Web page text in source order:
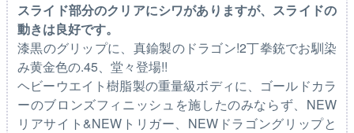
スライド部分のクリアにシワがありますが、スライドの
動きは良好です。
漆黒のグリップに、真鍮製のドラゴン!2丁拳銃でお馴染
み黄金色の.45、堂々登場!!
ヘビーウエイト樹脂製の重量級ボディに、ゴールドカラ
ーのブロンズフィニッシュを施したのみならず、NEW
リアサイト&NEWトリガー、NEWドラゴングリップと